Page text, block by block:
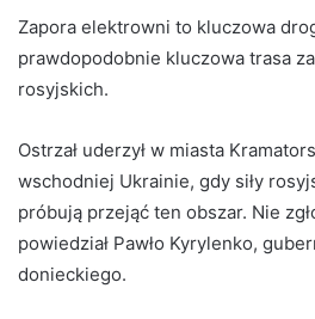
Zapora elektrowni to kluczowa
prawdopodobnie kluczowa trasa
rosyjskich.
Ostrzał uderzył w miasta
wschodniej Ukrainie, gdy siły
próbują przejąć ten obszar. Nie
powiedział Pawło Kyrylenko,
donieckiego.